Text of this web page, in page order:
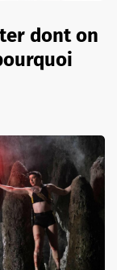
dont on